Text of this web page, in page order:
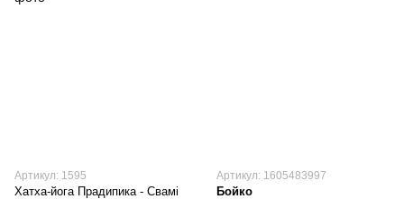
Артикул: 1595
Хатха-йога Прадипика - Свамі
Артикул: 1605483997
Бойко